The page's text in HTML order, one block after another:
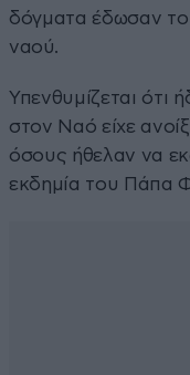
δόγματα έδωσαν το
ναού.
Υπενθυμίζεται ότι
στον Ναό είχε
όσους ήθελαν να
εκδημία του Πάπα